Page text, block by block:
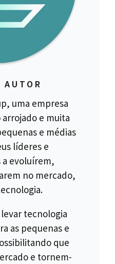
AUTOR
uma empresa
e muita
e médias
líderes e
evoluírem,
no mercado,
tecnologia
as pequenas e
que
e tornem-